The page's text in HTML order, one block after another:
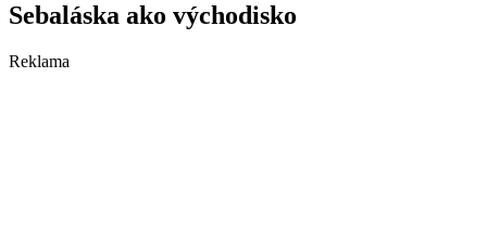
Sebaláska ako východisko
Reklama